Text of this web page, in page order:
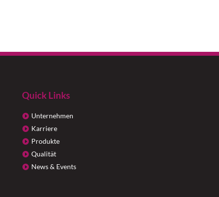
Quick Links
Unternehmen
Karriere
Produkte
Qualität
News & Events